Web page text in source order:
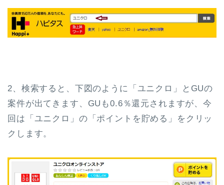
2、検索すると、下図のように「ユニクロ」とGUの
案件が出てきます、GUも0.6％還元されますが、今
回は「ユニクロ」の「ポイントを貯める」をクリッ
クします。